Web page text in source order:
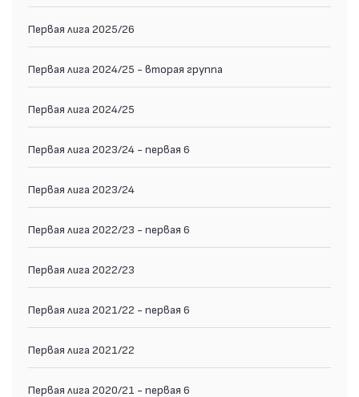
Первая лига 2025/26
Первая лига 2024/25 - вторая группа
Первая лига 2024/25
Первая лига 2023/24 - первая 6
Первая лига 2023/24
Первая лига 2022/23 - первая 6
Первая лига 2022/23
Первая лига 2021/22 - первая 6
Первая лига 2021/22
Первая лига 2020/21 - первая 6